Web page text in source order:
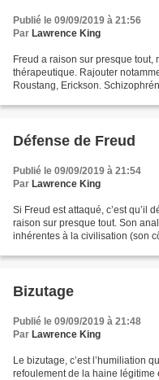
Publié le 09/09/2019 à 21:56
Par Lawrence King
Freud a raison sur presque
thérapeutique. Rajouter
Roustang, Erickson.
Défense de Freud
Publié le 09/09/2019 à 21:54
Par Lawrence King
Si Freud est attaqué, c’est qu’il
raison sur presque tout. Son
inhérentes à la civilisation (son
Bizutage
Publié le 09/09/2019 à 21:48
Par Lawrence King
Le bizutage, c’est l’humiliation
refoulement de la haine légitime